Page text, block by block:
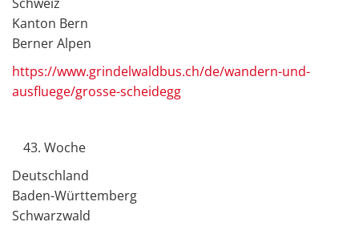
Kanton Bern
Berner Alpen
https://www.grindelwaldbus.ch/de/wandern-und-
ausfluege/grosse-scheidegg
Woche
Deutschland
Baden-Württemberg
Schwarzwald